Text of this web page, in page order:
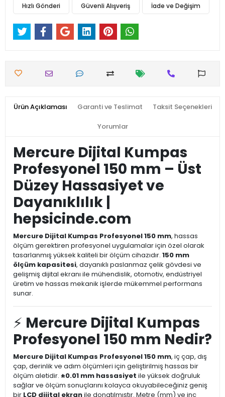
Hızlı Gönderi Güvenli Alışveriş İade ve Değişim
Ürün Açıklaması Garanti ve Teslimat Taksit Seçenekleri
Yorumlar
Mercure Dijital Kumpas
Profesyonel 150 mm – Üst
Düzey Hassasiyet ve
Dayanıklılık |
hepsicinde.com
Mercure Dijital Kumpas Profesyonel 150 mm, hassas
ölçüm gerektiren profesyonel uygulamalar için özel olarak
tasarlanmış yüksek kaliteli bir ölçüm cihazıdır. 150 mm
ölçüm kapasitesi, dayanıklı paslanmaz çelik gövdesi ve
gelişmiş dijital ekranı ile mühendislik, otomotiv, endüstriyel
üretim ve hassas mekanik işlerde mükemmel performans
sunar.
⚡ Mercure Dijital Kumpas
Profesyonel 150 mm Nedir?
Mercure Dijital Kumpas Profesyonel 150 mm, iç çap, dış
çap, derinlik ve adım ölçümleri için geliştirilmiş hassas bir
ölçüm aletidir. ±0.01 mm hassasiyet ile yüksek doğruluk
sağlar ve ölçüm sonuçlarını kolayca okuyabileceğiniz geniş
bir LCD dijital ekranile donatılmıştır. Metre (mm) ve inç